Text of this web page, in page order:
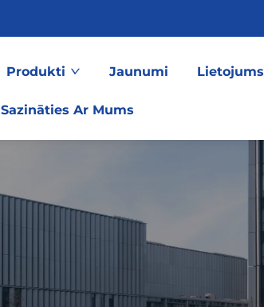
Produkti Jaunumi Lietojums
Sazināties Ar Mums